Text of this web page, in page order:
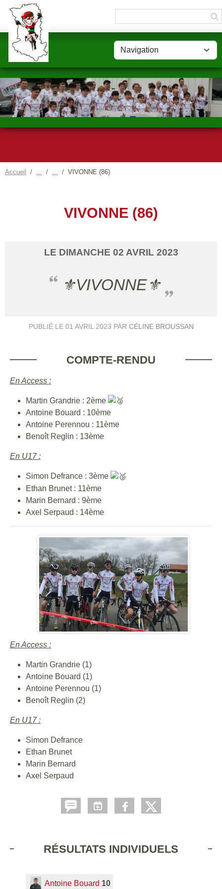
Accueil VIVONNE (86)
VIVONNE (86)
LE DIMANCHE 02 AVRIL 2023
⚜️VIVONNE⚜️
PUBLIÉ LE 01 AVRIL 2023 PAR CÉLINE BROUSSAN
COMPTE-RENDU
En Access :
Martin Grandrie : 2ème
Antoine Bouard : 10ème
Antoine Perennou : 11ème
Benoît Reglin : 13ème
En U17 :
Simon Defrance : 3ème
Ethan Brunet : 11ème
Marin Bernard : 9ème
Axel Serpaud : 14ème
En Access :
Martin Grandrie (1)
Antoine Bouard (1)
Antoine Perennou (1)
Benoît Reglin (2)
En U17 :
Simon Defrance
Ethan Brunet
Marin Bernard
Axel Serpaud
RÉSULTATS INDIVIDUELS
Antoine Bouard 10
Panneau de gestion des cookies